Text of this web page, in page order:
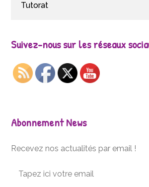
Tutorat
Suivez-nous sur les réseaux
Abonnement News
Recevez nos actualités par email !